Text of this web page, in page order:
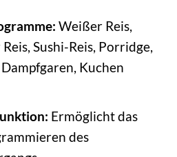
Weißer Reis,
Sushi-Reis, Porridge,
Dampfgaren, Kuchen
Ermöglicht das
des